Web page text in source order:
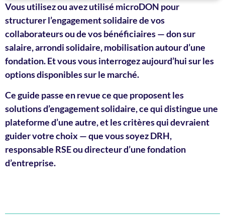
Vous utilisez ou avez utilisé microDON pour
structurer l’engagement solidaire de vos
collaborateurs ou de vos bénéficiaires — don sur
salaire, arrondi solidaire, mobilisation autour d’une
fondation. Et vous vous interrogez aujourd’hui sur les
options disponibles sur le marché.
Ce guide passe en revue ce que proposent les
solutions d’engagement solidaire, ce qui distingue une
plateforme d’une autre, et les critères qui devraient
guider votre choix — que vous soyez DRH,
responsable RSE ou directeur d’une fondation
d’entreprise.